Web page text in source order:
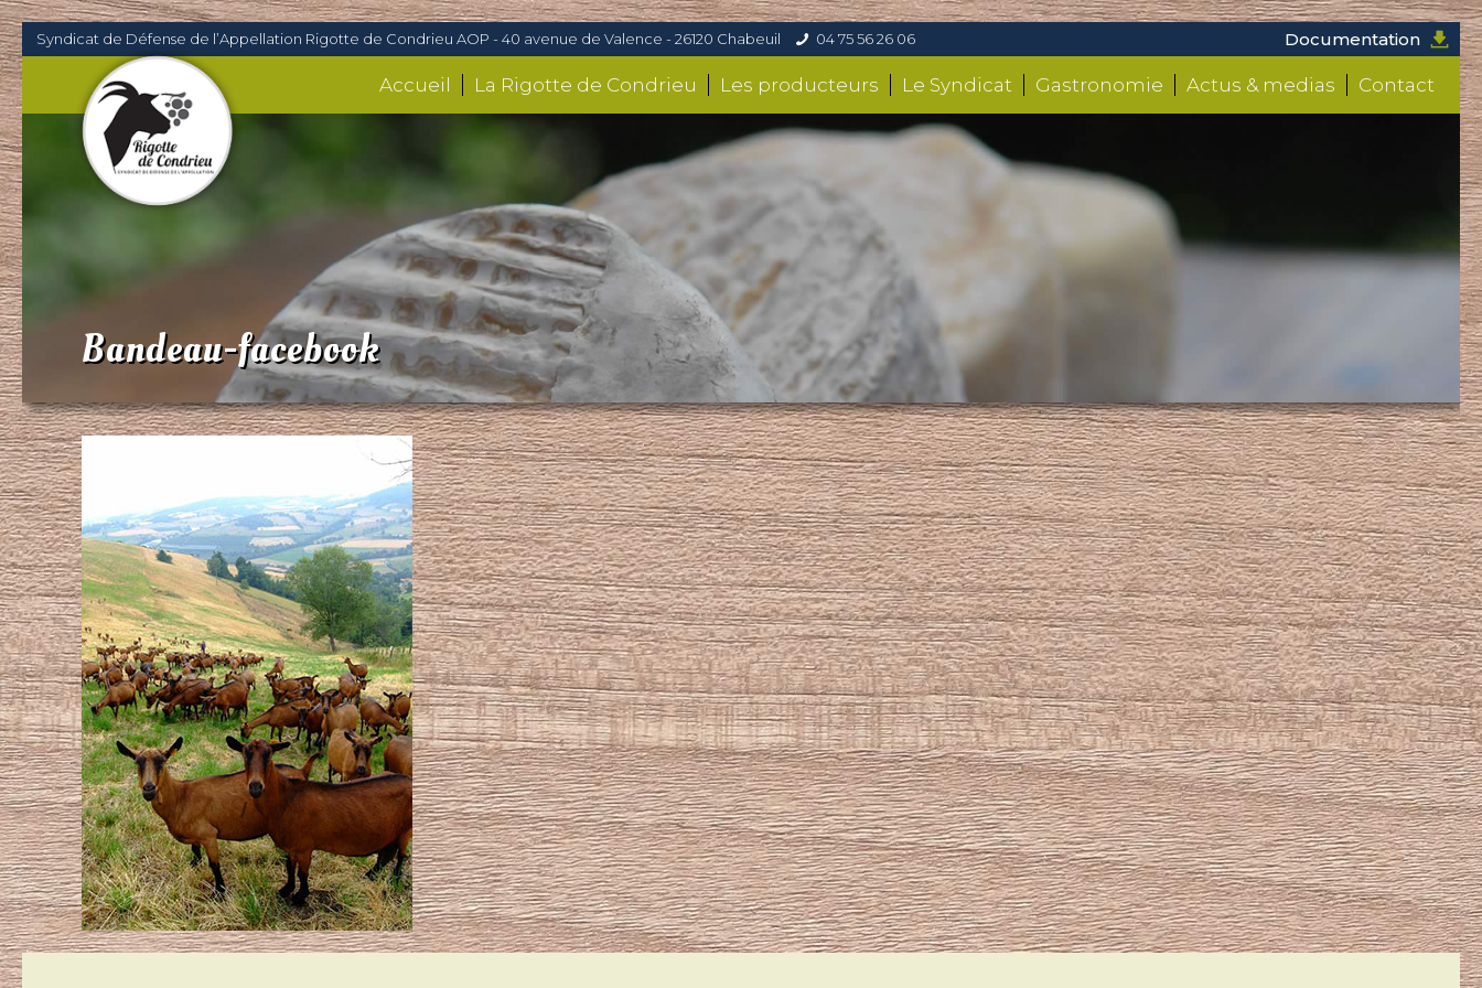
Syndicat de Défense de l’Appellation Rigotte de Condrieu AOP - 40 avenue de Valence - 26120 Chabeuil 04 75 56 26 06 Documentation
Accueil La Rigotte de Condrieu Les producteurs Le Syndicat Gastronomie Actus & medias Contact
Bandeau-facebook